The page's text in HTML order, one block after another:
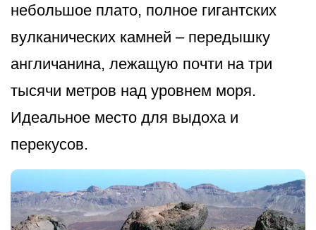
небольшое плато, полное гигантских
вулканических камней – передышку
англичанина, лежащую почти на три
тысячи метров над уровнем моря.
Идеальное место для выдоха и
перекусов.